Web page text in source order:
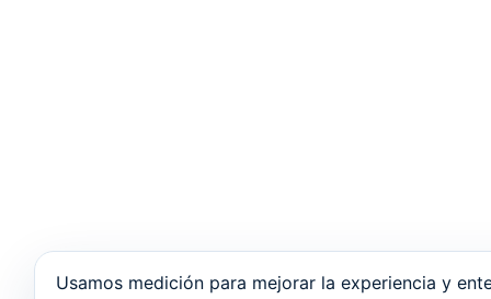
Usamos medición para mejorar la experiencia y